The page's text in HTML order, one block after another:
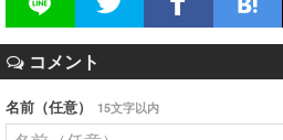
コメント
名前（任意） 15文字以内